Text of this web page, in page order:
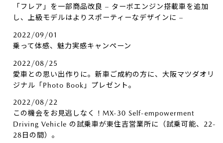
「フレア」を一部商品改良 – ターボエンジン搭載車を追加
し、上級モデルはよりスポーティーなデザインに –
2022/09/01
乗って体感、魅力実感キャンペーン
2022/08/25
愛車との思い出作りに。新車ご成約の方に、大阪マツダオリ
ジナル「Photo Book」プレゼント。
2022/08/22
この機会をお見逃しなく！MX-30 Self-empowerment
Driving Vehicle の試乗車が東住吉営業所に（試乗可能、22-
28日の間）。